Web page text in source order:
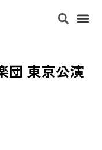
団 東京公演